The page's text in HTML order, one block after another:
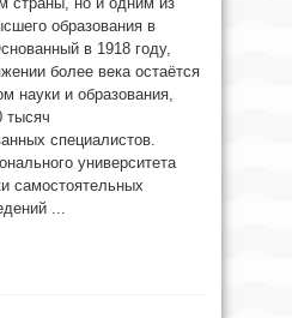
образования в
в 1918 году,
более века остаётся
науки и образования,
тысяч
специалистов.
университета
самостоятельных
...